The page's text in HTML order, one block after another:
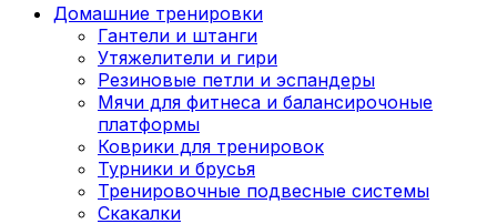
Домашние тренировки
Гантели и штанги
Утяжелители и гири
Резиновые петли и эспандеры
Мячи для фитнеса и балансирочоные
платформы
Коврики для тренировок
Турники и брусья
Тренировочные подвесные системы
Скакалки